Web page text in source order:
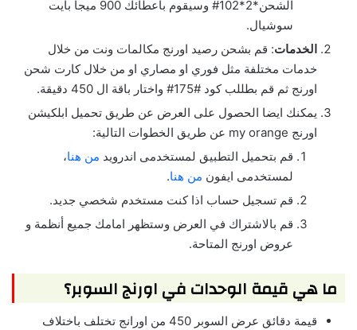
الشحن*2*102# وسيقوم باعطائك 900 ميجا بايت
سوشيال.
الخدمات: قم بشحن رصيد اورنج مكالمات ونت من خلال
خدمات مختلفة مثل فوري او مصاري او من خلال كارت شحن
اورنج ثم قم بطللب كود #175# واختار باقة ال 450 دقيقة.
يمكنك ايضا الحصول على العرض عن طريق تحميل ابلكيشن
اورنج my orange عن طريق الخطوات التالية:
قم بتحميل التطبيق لمستخدمى اندرويد من هنا،
لمستخدمى ايفون من هنا.
قم تسجيل حساب اذا كنت مستخدم شخصي جديد.
قم بالاشتراك في العرض وستظهر امامك جميع أنظمة و
عروض اورنج المتاحة.
ما هي قيمة الوحدات في اورنج السوبر؟
قيمة دقائق عرض السوبر 450 من اورانج تختلف باختلاف